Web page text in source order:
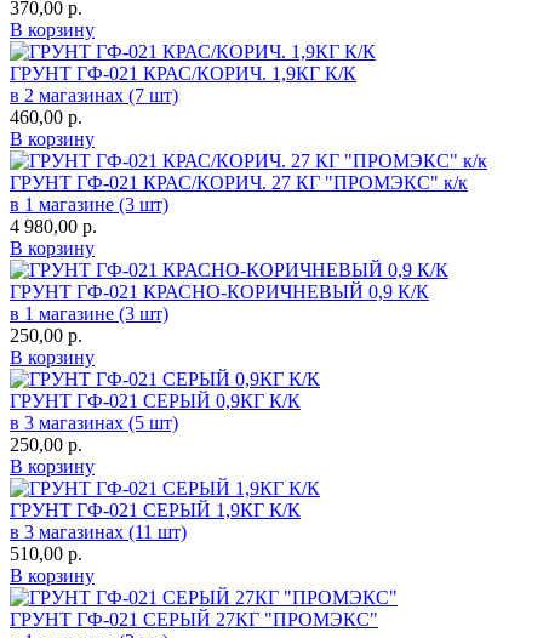
370,00 р.
В корзину
ГРУНТ ГФ-021 КРАС/КОРИЧ. 1,9КГ К/К
в 2 магазинах (7 шт)
460,00 р.
В корзину
ГРУНТ ГФ-021 КРАС/КОРИЧ. 27 КГ "ПРОМЭКС" к/к
в 1 магазине (3 шт)
4 980,00 р.
В корзину
ГРУНТ ГФ-021 КРАСНО-КОРИЧНЕВЫЙ 0,9 К/К
в 1 магазине (3 шт)
250,00 р.
В корзину
ГРУНТ ГФ-021 СЕРЫЙ 0,9КГ К/К
в 3 магазинах (5 шт)
250,00 р.
В корзину
ГРУНТ ГФ-021 СЕРЫЙ 1,9КГ К/К
в 3 магазинах (11 шт)
510,00 р.
В корзину
ГРУНТ ГФ-021 СЕРЫЙ 27КГ "ПРОМЭКС"